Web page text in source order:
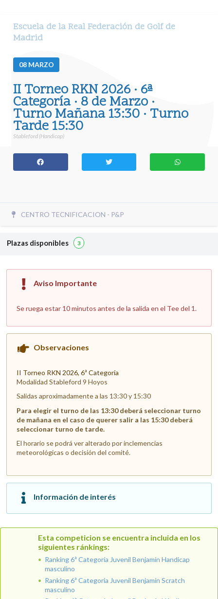
Escuela de la Real Federación de Golf de
Madrid
08 MARZO
II Torneo RKN 2026 · 6ª
Categoría · 8 de Marzo ·
Turno Mañana 13:30 · Turno
Tarde 15:30
Stableford (Handicap)
CENTRO TECNIFICACION - P&P
Plazas disponibles 3
Aviso Importante
Se ruega estar 10 minutos antes de la salida en el Tee del 1.
Observaciones
II Torneo RKN 2026, 6ª Categoría
Modalidad Stableford 9 Hoyos
Salidas aproximadamente a las 13:30 y 15:30
Para elegir el turno de las 13:30 deberá seleccionar turno
de mañana en el caso de querer salir a las 15:30 deberá
seleccionar turno de tarde.
El horario se podrá ver alterado por inclemencias
meteorológicas o decisión del comité.
Información de interés
Esta competicion se encuentra incluida en los
siguientes ránkings:
Ranking 6ª Categoría Juvenil Benjamín Handicap
masculino
Ranking 6ª Categoría Juvenil Benjamín Scratch
masculino